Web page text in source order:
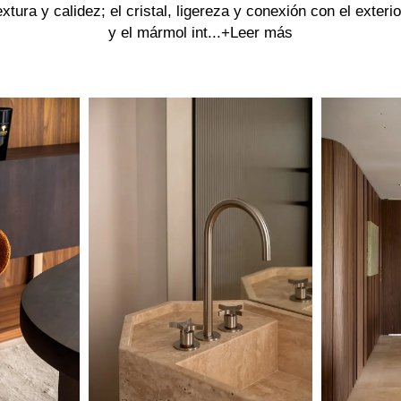
y calidez; el cristal, ligereza y conexión con el
y el mármol int...+Leer más